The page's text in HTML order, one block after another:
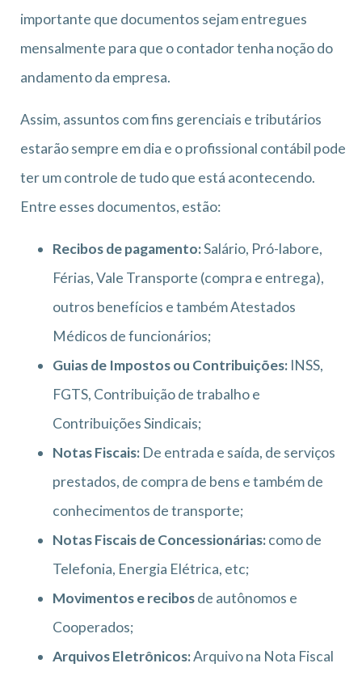
importante que documentos sejam entregues
mensalmente para que o contador tenha noção do
andamento da empresa.
Assim, assuntos com fins gerenciais e tributários
estarão sempre em dia e o profissional contábil pode
ter um controle de tudo que está acontecendo.
Entre esses documentos, estão:
Recibos de pagamento:Salário, Pró-labore,
Férias, Vale Transporte (compra e entrega),
outros benefícios e também Atestados
Médicos de funcionários;
Guias de Impostos ou Contribuições: INSS,
FGTS, Contribuição de trabalho e
Contribuições Sindicais;
Notas Fiscais: De entrada e saída, de serviços
prestados, de compra de bens e também de
conhecimentos de transporte;
Notas Fiscais de Concessionárias:como de
Telefonia, Energia Elétrica, etc;
Movimentos e recibosde autônomos e
Cooperados;
Arquivos Eletrônicos:Arquivo na Nota Fiscal